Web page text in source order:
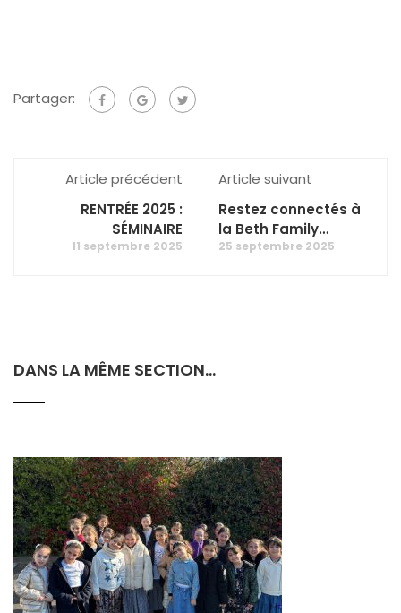
Partager:
Article précédent
RENTRÉE 2025 :
SÉMINAIRE
11 septembre 2025
Article suivant
Restez connectés à
la Beth Family…
25 septembre 2025
DANS LA MÊME SECTION...